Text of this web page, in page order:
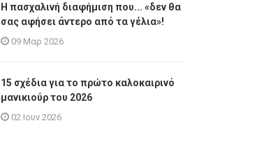
Η πασχαλινή διαφήμιση που... «δεν θα
σας αφήσει άντερο από τα γέλια»!
09 Μαρ 2026
15 σχέδια για το πρώτο καλοκαιρινό
μανικιούρ του 2026
02 Ιουν 2026